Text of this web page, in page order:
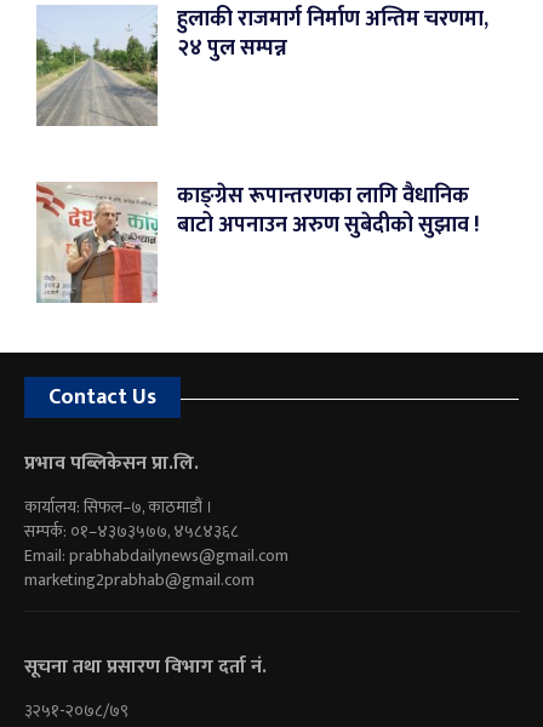
हुलाकी राजमार्ग निर्माण अन्तिम चरणमा,
२४ पुल सम्पन्न
काङ्ग्रेस रूपान्तरणका लागि वैधानिक
बाटो अपनाउन अरुण सुबेदीको सुझाव !
Contact Us
प्रभाव पब्लिकेसन प्रा.लि.
कार्यालय: सिफल–७, काठमाडौं ।
सम्पर्क: ०१–४३७३५७७, ४५८४३६८
Email:prabhabdailynews@gmail.com
marketing2prabhab@gmail.com
सूचना तथा प्रसारण विभाग दर्ता नं.
३२५१-२०७८/७९